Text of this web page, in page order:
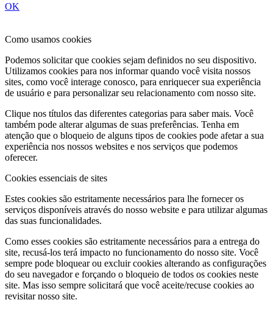
OK
Como usamos cookies
Podemos solicitar que cookies sejam definidos no seu dispositivo.
Utilizamos cookies para nos informar quando você visita nossos
sites, como você interage conosco, para enriquecer sua experiência
de usuário e para personalizar seu relacionamento com nosso site.
Clique nos títulos das diferentes categorias para saber mais. Você
também pode alterar algumas de suas preferências. Tenha em
atenção que o bloqueio de alguns tipos de cookies pode afetar a sua
experiência nos nossos websites e nos serviços que podemos
oferecer.
Cookies essenciais de sites
Estes cookies são estritamente necessários para lhe fornecer os
serviços disponíveis através do nosso website e para utilizar algumas
das suas funcionalidades.
Como esses cookies são estritamente necessários para a entrega do
site, recusá-los terá impacto no funcionamento do nosso site. Você
sempre pode bloquear ou excluir cookies alterando as configurações
do seu navegador e forçando o bloqueio de todos os cookies neste
site. Mas isso sempre solicitará que você aceite/recuse cookies ao
revisitar nosso site.